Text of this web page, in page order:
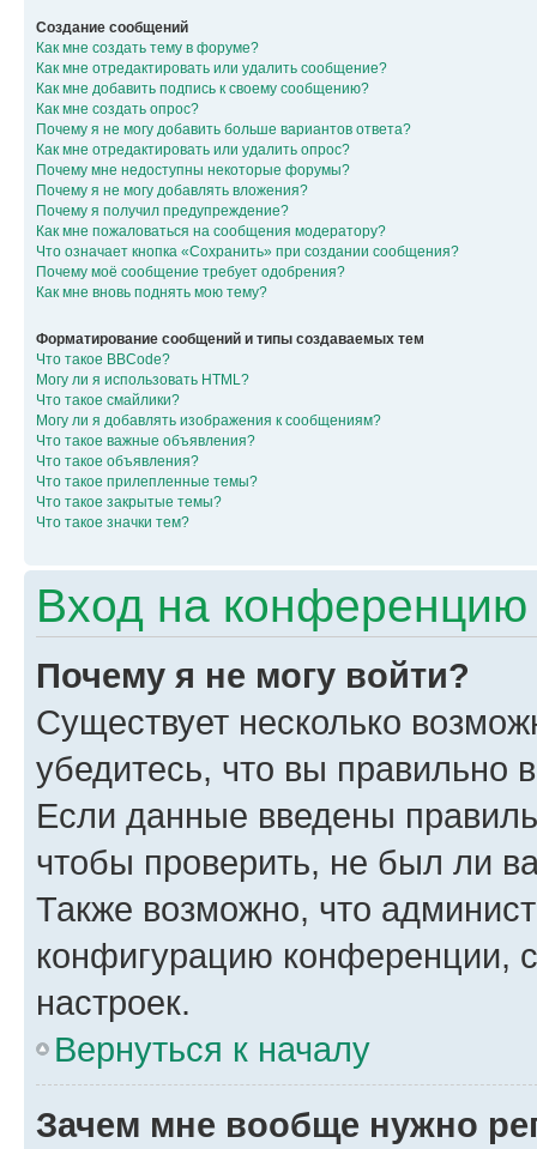
Создание сообщений
Как мне создать тему в форуме?
Как мне отредактировать или удалить сообщение?
Как мне добавить подпись к своему сообщению?
Как мне создать опрос?
Почему я не могу добавить больше вариантов ответа?
Как мне отредактировать или удалить опрос?
Почему мне недоступны некоторые форумы?
Почему я не могу добавлять вложения?
Почему я получил предупреждение?
Как мне пожаловаться на сообщения модератору?
Что означает кнопка «Сохранить» при создании сообщения?
Почему моё сообщение требует одобрения?
Как мне вновь поднять мою тему?
Форматирование сообщений и типы создаваемых тем
Что такое BBCode?
Могу ли я использовать HTML?
Что такое смайлики?
Могу ли я добавлять изображения к сообщениям?
Что такое важные объявления?
Что такое объявления?
Что такое прилепленные темы?
Что такое закрытые темы?
Что такое значки тем?
Вход на конференцию
Почему я не могу войти?
Существует несколько
убедитесь, что вы правильно
Если данные введены
чтобы проверить, не был ли
Также возможно, что
конфигурацию конференции,
настроек.
Вернуться к началу
Зачем мне вообще нужно